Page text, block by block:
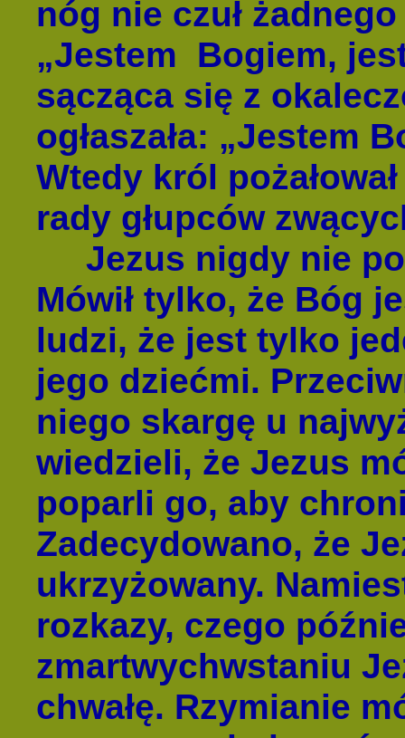
nóg nie czuł
„Jestem Bogiem,
sącząca się z
ogłaszała: „Jestem
Wtedy król
rady głupców
Jezus nigdy nie
Mówił tylko, że Bóg
ludzi, że jest tylko
jego dziećmi.
niego skargę u
wiedzieli, że Jezus
poparli go, aby
Zadecydowano, że
ukrzyżowany.
rozkazy, czego
zmartwychwstaniu
chwałę. Rzymianie